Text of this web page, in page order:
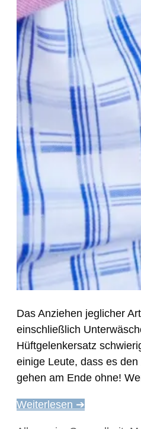
Das Anziehen jeglicher
einschließlich
Hüftgelenkersatz
einige Leute, dass es
gehen am Ende ohne!
Weiterlesen ➔